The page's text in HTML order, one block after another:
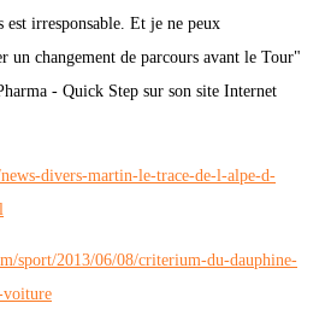
est irresponsable. Et je ne peux
un changement de parcours avant le Tour"
- Quick Step sur son site Internet
divers-martin-le-trace-de-l-alpe-d-
sport/2013/06/08/criterium-du-dauphine-
voiture